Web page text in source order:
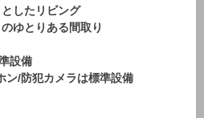
したリビング
ゆとりある間取り
設備
ン/防犯カメラは標準設備